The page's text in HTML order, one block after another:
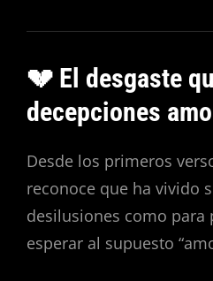
💔 El desgaste
decepciones
Desde los primeros
reconoce que ha vivido
desilusiones como
esperar al supuesto